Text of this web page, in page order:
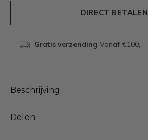
DIRECT BETALEN
Gratis verzending Vanaf €100,-
Beschrijving
Delen